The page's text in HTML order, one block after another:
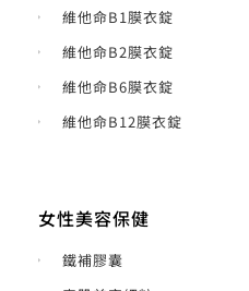
維他命B1膜衣錠
維他命B2膜衣錠
維他命B6膜衣錠
維他命B12膜衣錠
女性美容保健
鐵補膠囊